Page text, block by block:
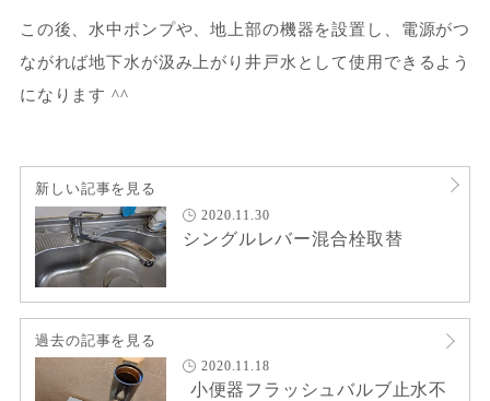
この後、水中ポンプや、地上部の機器を設置し、電源がつ
ながれば地下水が汲み上がり井戸水として使用できるよう
になります ^^
新しい記事を見る
2020.11.30
シングルレバー混合栓取替
過去の記事を見る
2020.11.18
小便器フラッシュバルブ止水不